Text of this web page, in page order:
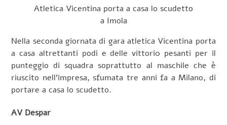
Atletica Vicentina porta a casa lo scudetto
a Imola
Nella seconda giornata di gara atletica Vicentina porta
a casa altrettanti podi e delle vittori0 pesanti per il
punteggio di squadra soprattutto al maschile che è
riuscito nell’impresa, sfumata tre anni fa a Milano, di
portare a casa lo scudetto.
AV Despar